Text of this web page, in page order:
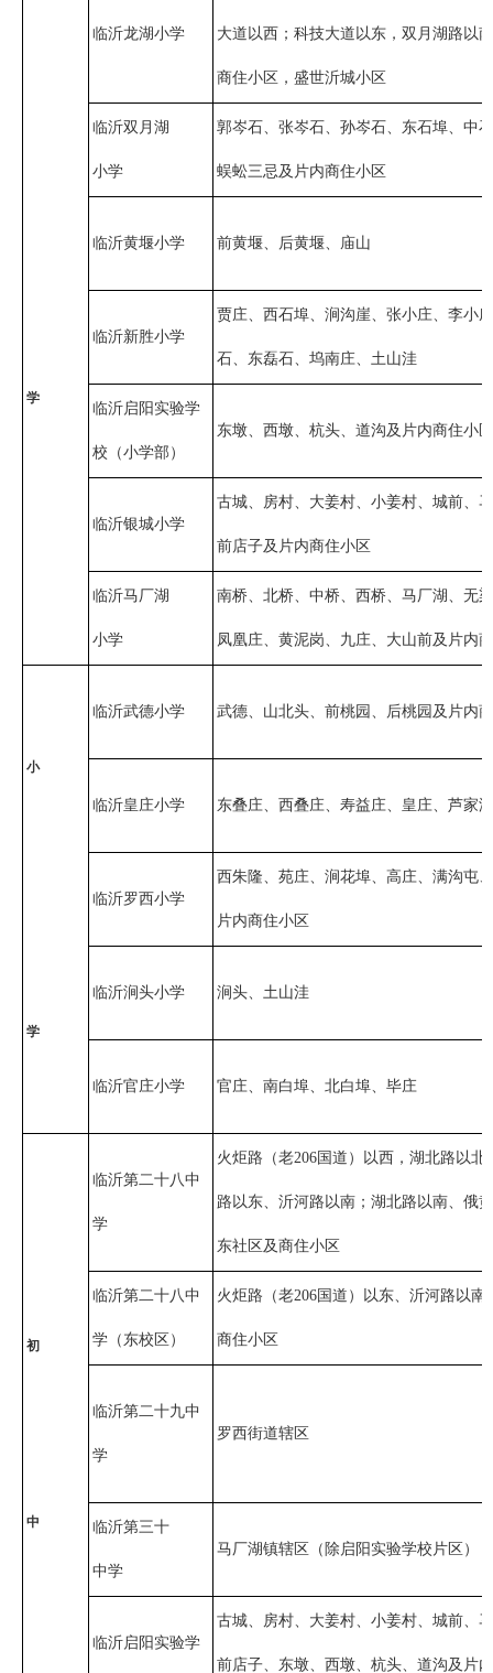
学
临沂龙湖小学 大道以西；科技大道以东，双月湖路以
商住小区，盛世沂城小区
临沂双月湖
小学
郭岑石、张岑石、孙岑石、东石埠、中
蜈蚣三忌及片内商住小区
临沂黄堰小学 前黄堰、后黄堰、庙山
临沂新胜小学
贾庄、西石埠、涧沟崖、张小庄、李小
石、东磊石、坞南庄、土山洼
临沂启阳实验学
校（小学部）
东墩、西墩、杭头、道沟及片内商住小区
临沂银城小学
古城、房村、大姜村、小姜村、城前、
前店子及片内商住小区
临沂马厂湖
小学
南桥、北桥、中桥、西桥、马厂湖、无
凤凰庄、黄泥岗、九庄、大山前及片内
小
学
临沂武德小学 武德、山北头、前桃园、后桃园及片内
临沂皇庄小学 东叠庄、西叠庄、寿益庄、皇庄、芦家湖
临沂罗西小学
西朱隆、苑庄、涧花埠、高庄、满沟屯
片内商住小区
临沂涧头小学 涧头、土山洼
临沂官庄小学 官庄、南白埠、北白埠、毕庄
初
中
临沂第二十八中
学
火炬路（老206国道）以西，湖北路以北
路以东、沂河路以南；湖北路以南、俄
东社区及商住小区
临沂第二十八中
学（东校区）
火炬路（老206国道）以东、沂河路以南
商住小区
临沂第二十九中
学
罗西街道辖区
临沂第三十
中学
马厂湖镇辖区（除启阳实验学校片区）
临沂启阳实验学
古城、房村、大姜村、小姜村、城前、
前店子、东墩、西墩、杭头、道沟及片